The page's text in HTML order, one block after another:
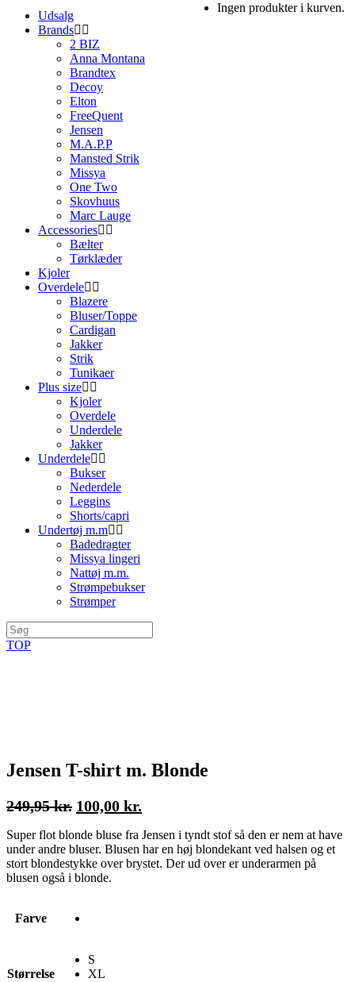
Ingen produkter i kurven.
Udsalg
Brands
2 BIZ
Anna Montana
Brandtex
Decoy
Elton
FreeQuent
Jensen
M.A.P.P
Mansted Strik
Missya
One Two
Skovhuus
Marc Lauge
Accessories
Bælter
Tørklæder
Kjoler
Overdele
Blazere
Bluser/Toppe
Cardigan
Jakker
Strik
Tunikaer
Plus size
Kjoler
Overdele
Underdele
Jakker
Underdele
Bukser
Nederdele
Leggins
Shorts/capri
Undertøj m.m
Badedragter
Missya lingeri
Nattøj m.m.
Strømpebukser
Strømper
TOP
Jensen T-shirt m. Blonde
249,95kr. Den
pris
var:
249,95 kr..
100,00 kr.
pris
er:
Super flot blonde bluse fra Jensen i tyndt stof så den er nem at have
under andre bluser. Blusen har en høj blondekant ved halsen og et
stort blondestykke over brystet. Der ud over er underarmen på
blusen også i blonde.
Farve
Størrelse
S
XL